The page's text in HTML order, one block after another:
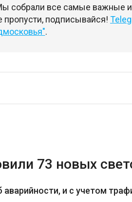
собрали все самые важные
пропусти, подписывайся!
.
73 новых
и с учетом